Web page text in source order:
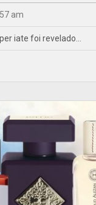
am
iate foi revelado…